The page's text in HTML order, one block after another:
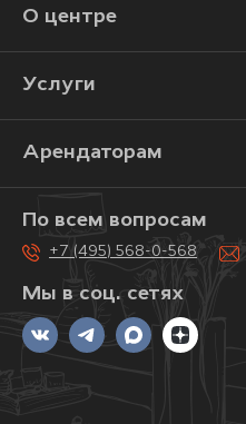
О центре
Услуги
Арендаторам
Мы в соц. сетях
По всем вопросам
+7 (495) 568-0-568